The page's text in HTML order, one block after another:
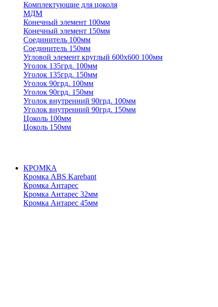
Комплектующие для цоколя
МДМ
Конечный элемент 100мм
Конечный элемент 150мм
Соединитель 100мм
Соединитель 150мм
Угловой элемент круглый 600х600 100мм
Уголок 135грд. 100мм
Уголок 135грд. 150мм
Уголок 90грд. 100мм
Уголок 90грд. 150мм
Уголок внутренний 90грд. 100мм
Уголок внутренний 90грд. 150мм
Цоколь 100мм
Цоколь 150мм
КРОМКА
Кромка ABS Karebant
Кромка Антарес
Кромка Антарес 32мм
Кромка Антарес 45мм